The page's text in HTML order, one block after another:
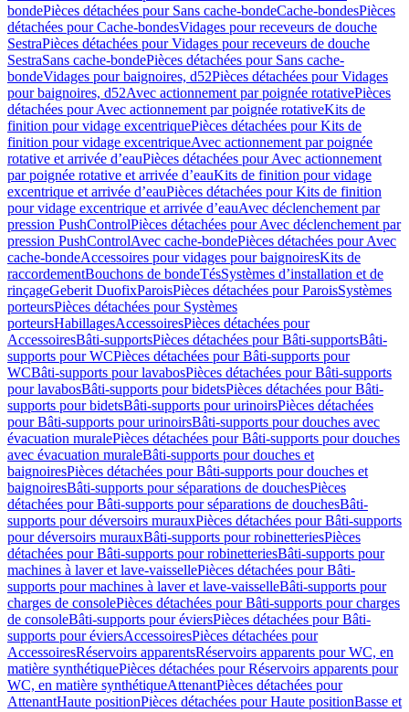
bondePièces détachées pour Sans cache-bondeCache-bondesPièces
détachées pour Cache-bondesVidages pour receveurs de douche
SestraPièces détachées pour Vidages pour receveurs de douche
SestraSans cache-bondePièces détachées pour Sans cache-
bondeVidages pour baignoires, d52Pièces détachées pour Vidages
pour baignoires, d52Avec actionnement par poignée rotativePièces
détachées pour Avec actionnement par poignée rotativeKits de
finition pour vidage excentriquePièces détachées pour Kits de
finition pour vidage excentriqueAvec actionnement par poignée
rotative et arrivée d’eauPièces détachées pour Avec actionnement
par poignée rotative et arrivée d’eauKits de finition pour vidage
excentrique et arrivée d’eauPièces détachées pour Kits de finition
pour vidage excentrique et arrivée d’eauAvec déclenchement par
pression PushControlPièces détachées pour Avec déclenchement par
pression PushControlAvec cache-bondePièces détachées pour Avec
cache-bondeAccessoires pour vidages pour baignoiresKits de
raccordementBouchons de bondeTésSystèmes d’installation et de
rinçageGeberit DuofixParoisPièces détachées pour ParoisSystèmes
porteursPièces détachées pour Systèmes
porteursHabillagesAccessoiresPièces détachées pour
AccessoiresBâti-supportsPièces détachées pour Bâti-supportsBâti-
supports pour WCPièces détachées pour Bâti-supports pour
WCBâti-supports pour lavabosPièces détachées pour Bâti-supports
pour lavabosBâti-supports pour bidetsPièces détachées pour Bâti-
supports pour bidetsBâti-supports pour urinoirsPièces détachées
pour Bâti-supports pour urinoirsBâti-supports pour douches avec
évacuation muralePièces détachées pour Bâti-supports pour douches
avec évacuation muraleBâti-supports pour douches et
baignoiresPièces détachées pour Bâti-supports pour douches et
baignoiresBâti-supports pour séparations de douchesPièces
détachées pour Bâti-supports pour séparations de douchesBâti-
supports pour déversoirs murauxPièces détachées pour Bâti-supports
pour déversoirs murauxBâti-supports pour robinetteriesPièces
détachées pour Bâti-supports pour robinetteriesBâti-supports pour
machines à laver et lave-vaissellePièces détachées pour Bâti-
supports pour machines à laver et lave-vaisselleBâti-supports pour
charges de consolePièces détachées pour Bâti-supports pour charges
de consoleBâti-supports pour éviersPièces détachées pour Bâti-
supports pour éviersAccessoiresPièces détachées pour
AccessoiresRéservoirs apparentsRéservoirs apparents pour WC, en
matière synthétiquePièces détachées pour Réservoirs apparents pour
WC, en matière synthétiqueAttenantPièces détachées pour
AttenantHaute positionPièces détachées pour Haute positionBasse et